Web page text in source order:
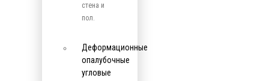
стена и
пол.
Деформационные
опалубочные
угловые